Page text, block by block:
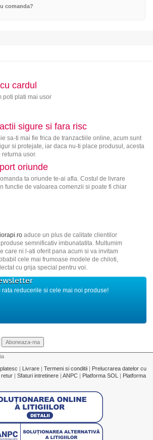
comanda?
cardul
poti plati mai usor
sigure si fara risc
sa-ti mai fie frica de tranzactiile online, acum sunt
si protejate, iar daca nu-ti place produsul, acesta
usor.
oriunde
ta oriunde te-ai afla. Costul de livrare
functie de valoarea comenzii si poate fi chiar
aduce un plus de calitate clientilor
semnificativ imbunatatita. Multumim
care ni l-ati oferit pana acum si va invitam
cele mai frumoase modele de chiloti,
cu grija special pentru voi.
rata reducerile si cele mai noi produse!
| Livrare | Termeni si conditii | Prelucrarea datelor cu
retur | Sfaturi intretinere | ANPC | Platforma SOL | Platforma